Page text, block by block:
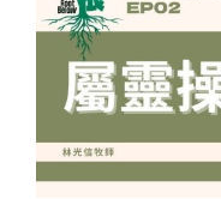
多媒體
Image